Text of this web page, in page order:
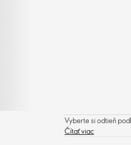
Vyberte si odtieň
Čítať viac